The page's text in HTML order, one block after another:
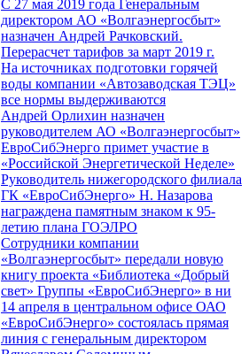
С 27 мая 2019 года Генеральным
директором АО «Волгаэнергосбыт»
назначен Андрей Рачковский.
Перерасчет тарифов за март 2019 г.
На источниках подготовки горячей
воды компании «Автозаводская ТЭЦ»
все нормы выдерживаются
Андрей Орлихин назначен
руководителем АО «Волгаэнергосбыт»
ЕвроСибЭнерго примет участие в
«Российской Энергетической Неделе»
Руководитель нижегородского филиала
ГК «ЕвроСибЭнерго» Н. Назарова
награждена памятным знаком к 95-
летию плана ГОЭЛРО
Сотрудники компании
«Волгаэнергосбыт» передали новую
книгу проекта «Библиотека «Добрый
свет» Группы «ЕвроСибЭнерго» в ни
14 апреля в центральном офисе ОАО
«ЕвроСибЭнерго» состоялась прямая
линия с генеральным директором